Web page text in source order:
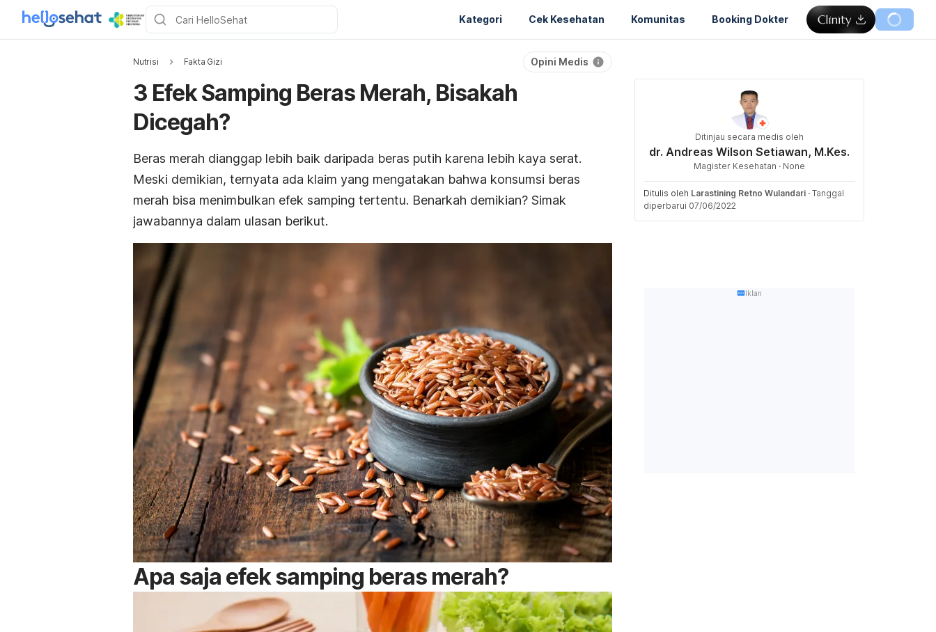
Kategori Cek Kesehatan Komunitas Booking Dokter
Nutrisi Fakta Gizi Opini Medis
3 Efek Samping Beras Merah, Bisakah
Dicegah?
Beras merah dianggap lebih baik daripada beras putih karena lebih kaya serat.
Meski demikian, ternyata ada klaim yang mengatakan bahwa konsumsi beras
merah bisa menimbulkan efek samping tertentu. Benarkah demikian? Simak
jawabannya dalam ulasan berikut.
Apa saja efek samping beras merah?
Ditinjau secara medis oleh
dr. Andreas Wilson Setiawan, M.Kes.
Magister Kesehatan · None
Ditulis oleh Larastining Retno Wulandari · Tanggal
diperbarui 07/06/2022
Iklan